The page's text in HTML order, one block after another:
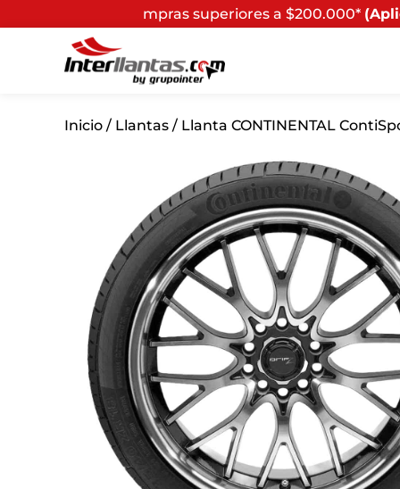
compras superiores a $200.000*(Aplican Términos
Inicio / Llantas / Llanta CONTINENTAL